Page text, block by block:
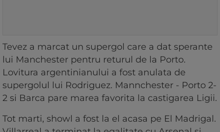
Tevez a marcat un supergol care a dat sperante
lui Manchester pentru returul de la Porto.
Lovitura argentinianului a fost anulata de
supergolul lui Rodriguez. Mannchester - Porto 2-
2 si Barca pare marea favorita la castigarea Ligii.
Tot marti, showl a fost la el acasa pe El Madrigal.